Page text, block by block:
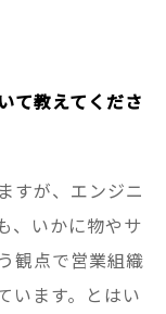
て教えてくださ
すが、エンジニ
、いかに物やサ
観点で営業組織
います。とはい